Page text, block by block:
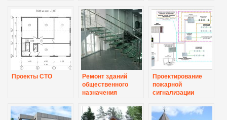
Проекты СТО
Ремонт зданий
общественного
назначения
Проектирование
пожарной
сигнализации